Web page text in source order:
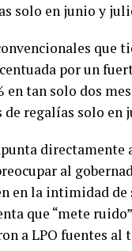
solo en junio y
que
por un
tan solo dos
de regalías solo en
directamente
al
en la intimidad de
que “mete
a LPO fuentes